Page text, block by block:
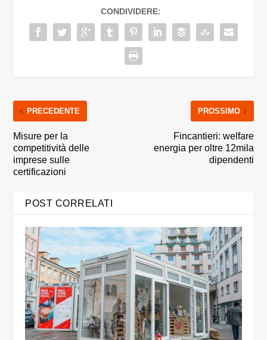
CONDIVIDERE:
PRECEDENTE
Misure per la
competitività delle
imprese sulle
certificazioni
PROSSIMO
Fincantieri: welfare
energia per oltre 12mila
dipendenti
POST CORRELATI